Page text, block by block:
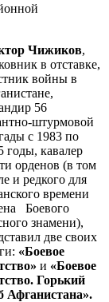
Чижиков,
в отставке,
войны в
56
штурмовой
с 1983 по
годы, кавалер
орденов (в том
и редкого для
времени
Боевого
знамени),
две своих
«Боевое
и «Боевое
Горький
Афганистана».